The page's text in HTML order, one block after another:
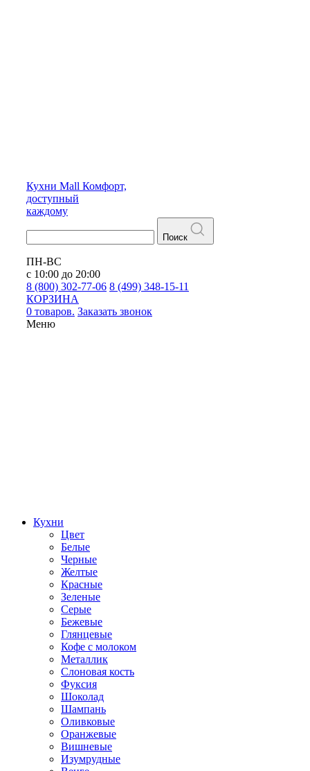
Кухни Mall Комфорт,
доступный
каждому
Поиск
ПН-ВС
с 10:00 до 20:00
8 (800) 302-77-06 8 (499) 348-15-11
КОРЗИНА
0 товаров. Заказать звонок
Меню
Кухни
Цвет
Белые
Черные
Желтые
Красные
Зеленые
Серые
Бежевые
Глянцевые
Кофе с молоком
Металлик
Слоновая кость
Фуксия
Шоколад
Шампань
Оливковые
Оранжевые
Вишневые
Изумрудные